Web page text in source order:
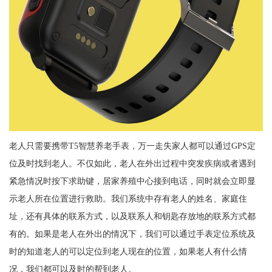
老人只需要携带T5智慧养老手表，万一走失家人都可以通过GPS定
位及时找到老人。不仅如此，老人在外出过程中突发疾病或者遇到
紧急情况时按下求助键，居家养殖中心接到电话，同时就会立即显
示老人所在位置进行救助。我们系统中存有老人的姓名、家庭住
址，还有具体的联系方式，以及联系人和钥匙存放地的联系方式都
有的。如果是老人在外出的情况下，我们可以通过手表定位系统及
时的知道老人的可以定位到老人现在的位置，如果老人有什么情
况，我们都可以及时的帮到老人。